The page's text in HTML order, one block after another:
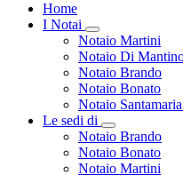
Home
I Notai
Visualizza menù
Notaio Martini
Notaio Di
Notaio Brando
Notaio Bonato
Notaio
Le sedi di
Visualizza
Notaio Brando
Notaio Bonato
Notaio Martini